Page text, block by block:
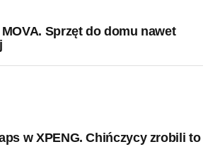
Sprzęt do domu nawet
w XPENG. Chińczycy zrobili to